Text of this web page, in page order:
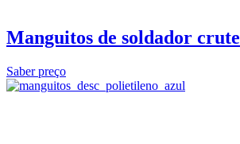
Manguitos de soldador crute
Saber preço